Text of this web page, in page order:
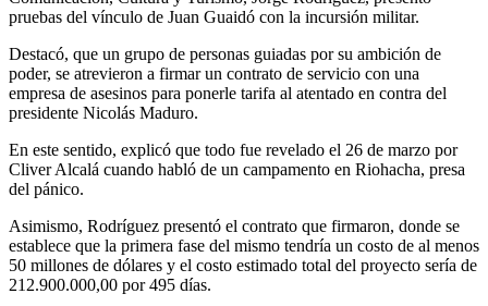
pruebas del vínculo de Juan Guaidó con la incursión militar.
Destacó, que un grupo de personas guiadas por su ambición de
poder, se atrevieron a firmar un contrato de servicio con una
empresa de asesinos para ponerle tarifa al atentado en contra del
presidente Nicolás Maduro.
En este sentido, explicó que todo fue revelado el 26 de marzo por
Cliver Alcalá cuando habló de un campamento en Riohacha, presa
del pánico.
Asimismo, Rodríguez presentó el contrato que firmaron, donde se
establece que la primera fase del mismo tendría un costo de al menos
50 millones de dólares y el costo estimado total del proyecto sería de
212.900.000,00 por 495 días.